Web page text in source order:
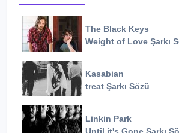
The Black Keys
Weight of Love Şarkı
Kasabian
treat Şarkı Sözü
Linkin Park